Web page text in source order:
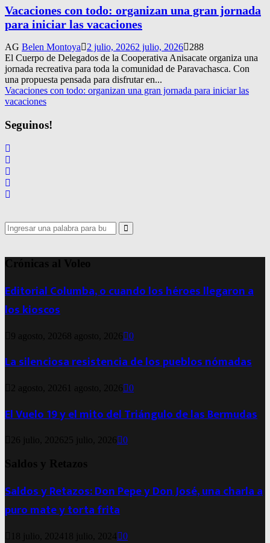
Vacaciones con todo: organizan una gran jornada
para iniciar las vacaciones
AG Belen Montoya 2 julio, 20262 julio, 2026
288
El Cuerpo de Delegados de la Cooperativa Anisacate organiza una
jornada recreativa para toda la comunidad de Paravachasca. Con
una propuesta pensada para disfrutar en...
Vacaciones con todo: organizan una gran jornada para iniciar las
vacaciones
Seguinos!
Search
for:
Search
Crónicas al Voleo
Editorial Columba, o cuando los héroes llegaron a
los kioscos
9 agosto, 20268 agosto, 2026 0
La silenciosa resistencia de los pueblos nómadas
2 agosto, 2026 1 agosto, 2026 0
El Vuelo 19 y el mito del Triángulo de las Bermudas
26 julio, 202625 julio, 2026 0
Saldos y Retazos
Saldos y Retazos: Don Pepe y Don José, una charla a
puro mate y torta frita
18 julio, 2024 18 julio, 2024 0